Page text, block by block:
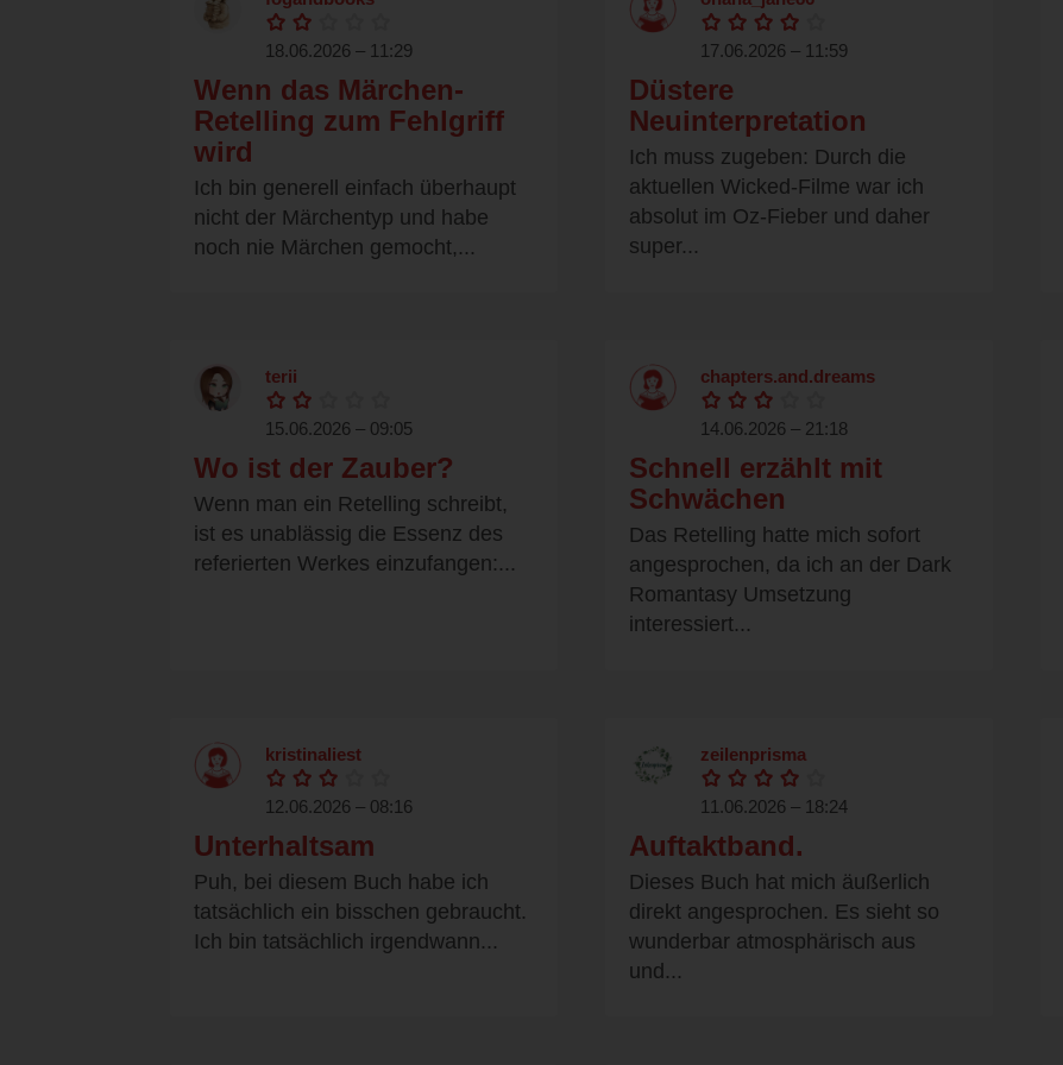
18.06.2026 – 11:29
Wenn das Märchen-
Retelling zum Fehlgriff
wird
Ich bin generell einfach überhaupt
nicht der Märchentyp und habe
noch nie Märchen gemocht,...
17.06.2026 – 11:59
Düstere
Neuinterpretation
Ich muss zugeben: Durch die
aktuellen Wicked-Filme war ich
absolut im Oz-Fieber und daher
super...
terii
15.06.2026 – 09:05
Wo ist der Zauber?
Wenn man ein Retelling schreibt,
ist es unablässig die Essenz des
referierten Werkes einzufangen:...
chapters.and.dreams
14.06.2026 – 21:18
Schnell erzählt mit
Schwächen
Das Retelling hatte mich sofort
angesprochen, da ich an der Dark
Romantasy Umsetzung
interessiert...
kristinaliest
12.06.2026 – 08:16
Unterhaltsam
Puh, bei diesem Buch habe ich
tatsächlich ein bisschen gebraucht.
Ich bin tatsächlich irgendwann...
zeilenprisma
11.06.2026 – 18:24
Auftaktband.
Dieses Buch hat mich äußerlich
direkt angesprochen. Es sieht so
wunderbar atmosphärisch aus
und...